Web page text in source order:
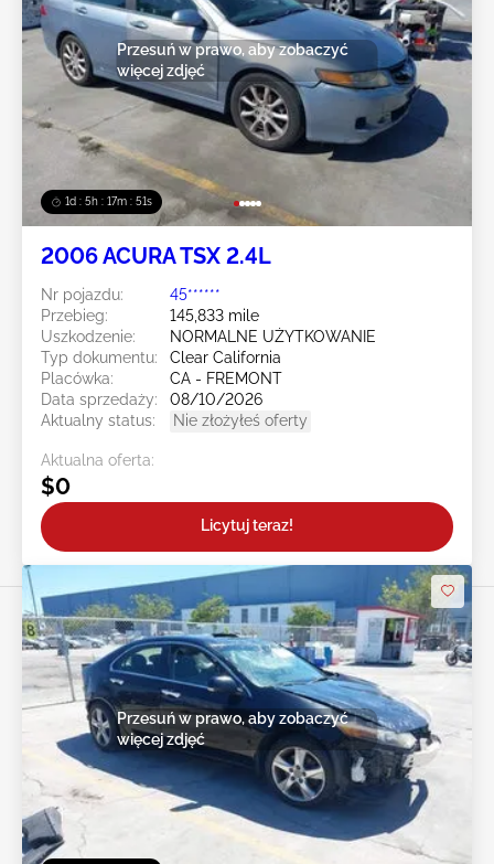
1d : 5h : 17m : 48s
Przesuń w prawo, aby zobaczyć
więcej zdjęć
2006 ACURA TSX 2.4L
Nr pojazdu:
45******
Przebieg:
145,833 mile
Uszkodzenie:
NORMALNE UŻYTKOWANIE
Typ dokumentu:
Clear California
Placówka:
CA - FREMONT
Data sprzedaży:
08/10/2026
Aktualny status:
Nie złożyłeś oferty
Aktualna oferta:
$0
Licytuj teraz!
Przesuń w prawo, aby zobaczyć
więcej zdjęć